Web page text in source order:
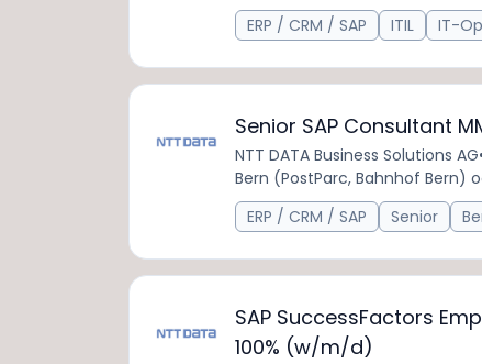
ERP / CRM / SAP
ITIL IT-
Senior SAP Consultant
NTT DATA Business Solutions AG•
Bern (PostParc, Bahnhof Bern)
ERP / CRM / SAP
Senior
SAP SuccessFactors
100% (w/m/d)